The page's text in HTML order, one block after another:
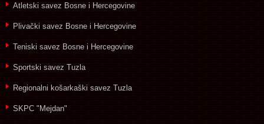
Atletski savez Bosne i Hercegovine
Plivački savez Bosne i Hercegovine
Teniski savez Bosne i Hercegovine
Sportski savez Tuzla
Regionalni košarkaški savez Tuzla
SKPC "Mejdan"